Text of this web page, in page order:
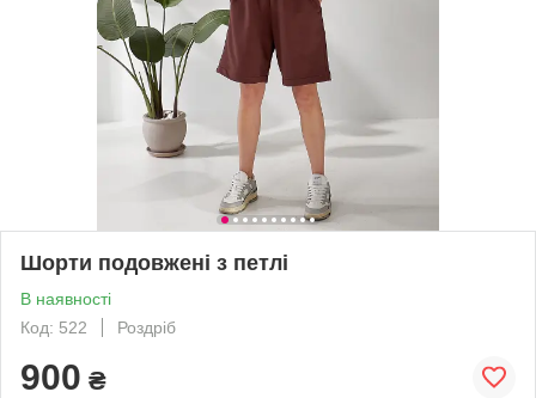
Шорти подовжені з петлі
В наявності
Код: 522
Роздріб
900 ₴